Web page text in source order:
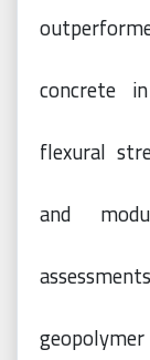
concrete
flexural
and